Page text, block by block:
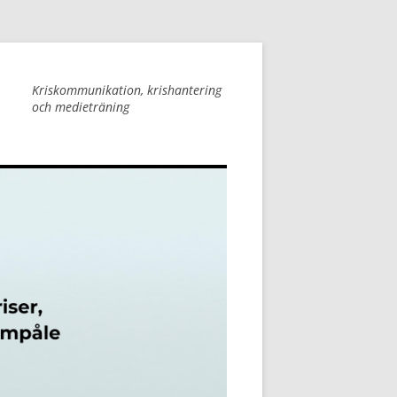
Kriskommunikation, krishantering
och medieträning